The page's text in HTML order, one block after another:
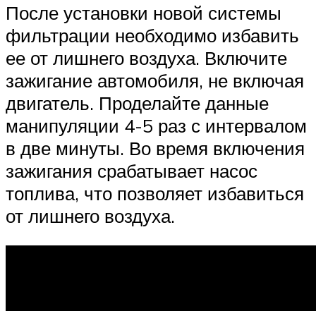
После установки новой системы
фильтрации необходимо избавить
ее от лишнего воздуха. Включите
зажигание автомобиля, не включая
двигатель. Проделайте данные
манипуляции 4-5 раз с интервалом
в две минуты. Во время включения
зажигания срабатывает насос
топлива, что позволяет избавиться
от лишнего воздуха.